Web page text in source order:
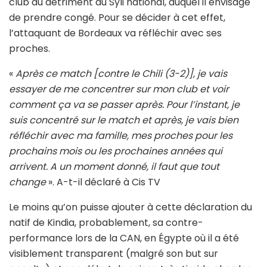
de prendre congé. Pour se décider à cet effet,
l’attaquant de Bordeaux va réfléchir avec ses
proches.
«Après ce match [contre le Chili (3-2)], je vais
essayer de me concentrer sur mon club et voir
comment ça va se passer après. Pour l’instant, je
suis concentré sur le match et après, je vais bien
réfléchir avec ma famille, mes proches pour les
prochains mois ou les prochaines années qui
arrivent. A un moment donné, il faut que tout
change». A-t-il déclaré à Cis TV
Le moins qu’on puisse ajouter à cette déclaration du
natif de Kindia, probablement, sa contre-
performance lors de la CAN, en Égypte où il a été
visiblement transparent (malgré son but sur